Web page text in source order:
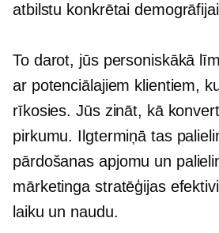
atbilstu konkrētai
To darot, jūs personiskākā
ar potenciālajiem klientiem,
rīkosies. Jūs zināt, kā
pirkumu. Ilgtermiņā tas
pārdošanas apjomu un
mārketinga stratēģijas
laiku un naudu.